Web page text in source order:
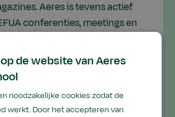
Aeres is tevens actief
conferenties, meetings en
gefinancierd in het kader van
de website van Aeres
noodzakelijke cookies zodat de
werkt. Door het accepteren van